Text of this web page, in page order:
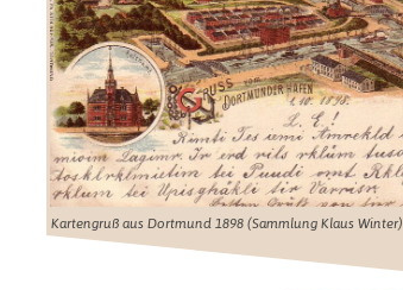
Kartengruß aus Dortmund 1898 (Sammlung Klaus Winter)